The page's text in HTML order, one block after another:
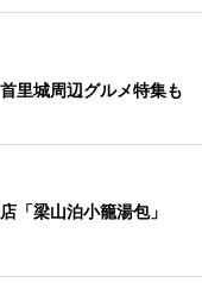
里城周辺グルメ特集も
「梁山泊小籠湯包」